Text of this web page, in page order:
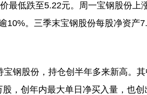
低跌至5.22元。周一宝钢股份上
10%。三季末宝钢股份每股净资产
股份，持仓创半年多来新高。其
，创年内最大单日净买入量，也